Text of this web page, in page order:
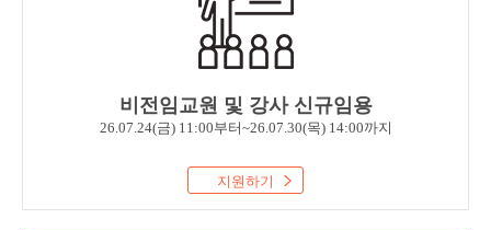
비전임교원 및 강사 신규임용
지원하기
26.07.24(금) 11:00부터~26.07.30(목) 14:00까지